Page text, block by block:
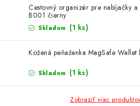
ŠPORT A HOBBY
SLÚCHADLÁ, REPRODUKTORY A
Cestovný organizér pre nabíjačky a
B001 čierny
Skladom (1 ks)
Kožená peňaženka MagSafe Wallet
Skladom (1 ks)
Zobraziť viac